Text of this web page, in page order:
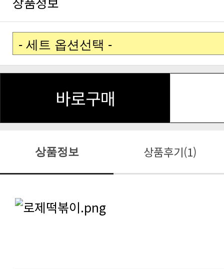
바로구매
상품정보 상품후기(1)